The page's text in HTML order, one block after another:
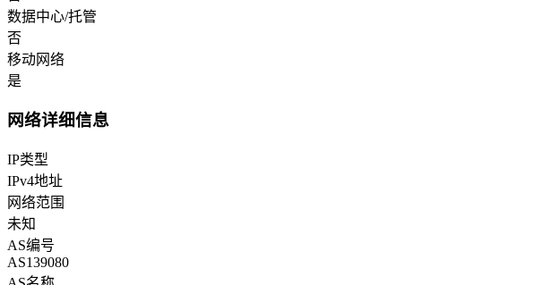
数据中心/托管
否
移动网络
是
网络详细信息
IP类型
IPv4地址
网络范围
未知
AS编号
AS139080